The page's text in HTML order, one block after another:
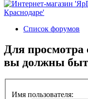
Список форумов
Для
вы должны
Имя пользователя: